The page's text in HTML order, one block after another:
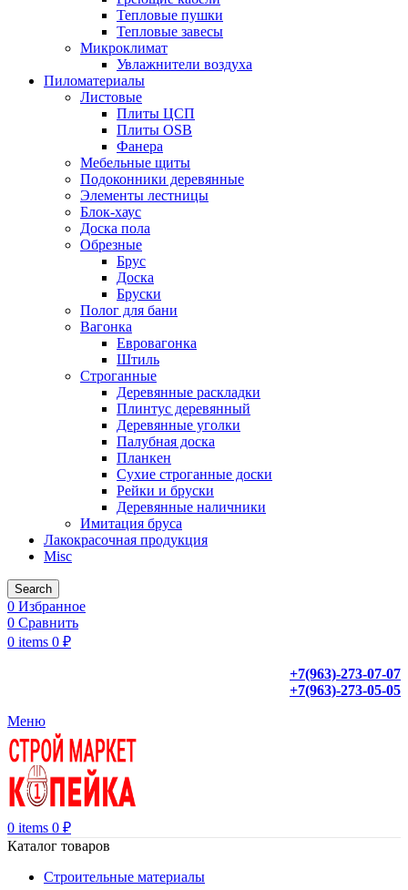
Тепловые пушки
Тепловые завесы
Микроклимат
Увлажнители воздуха
Пиломатериалы
Листовые
Плиты ЦСП
Плиты OSB
Фанера
Мебельные щиты
Подоконники деревянные
Элементы лестницы
Блок-хаус
Доска пола
Обрезные
Брус
Доска
Бруски
Полог для бани
Вагонка
Евровагонка
Штиль
Строганные
Деревянные раскладки
Плинтус деревянный
Деревянные уголки
Палубная доска
Планкен
Сухие строганные доски
Рейки и бруски
Деревянные наличники
Имитация бруса
Лакокрасочная продукция
Misc
Search
0 Избранное
0 Сравнить
0 items 0 ₽
+7(963)-273-07-07
+7(963)-273-05-05
Меню
0 items 0 ₽
Каталог товаров
Строительные материалы